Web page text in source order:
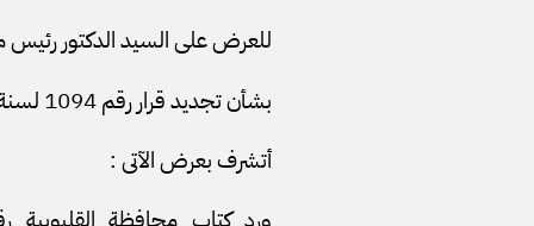
للعرض على السيد الدكتور رئيس
بشأن تجديد قرار رقم 1094 لسنة 2020
أتشرف بعرض الآتى :